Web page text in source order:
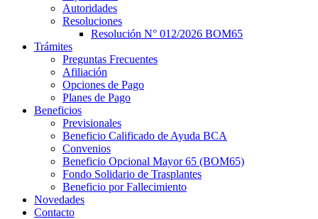
Autoridades
Resoluciones
Resolución N° 012/2026 BOM65
Trámites
Preguntas Frecuentes
Afiliación
Opciones de Pago
Planes de Pago
Beneficios
Previsionales
Beneficio Calificado de Ayuda BCA
Convenios
Beneficio Opcional Mayor 65 (BOM65)
Fondo Solidario de Trasplantes
Beneficio por Fallecimiento
Novedades
Contacto